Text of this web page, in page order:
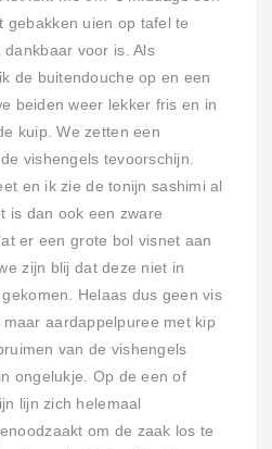
gebakken uien op tafel te
voor is. Als
de buitendouche op en een
beiden weer lekker fris en in
kuip. We zetten een
vishengels tevoorschijn.
en ik zie de tonijn sashimi al
is dan ook een zware
er een grote bol visnet aan
zijn blij dat deze niet in
Helaas dus geen vis
aardappelpuree met kip
van de vishengels
ongelukje. Op de een of
lijn zich helemaal
om de zaak los te